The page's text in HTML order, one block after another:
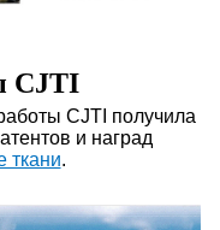
CJTI
CJTI получила
и наград
ткани.